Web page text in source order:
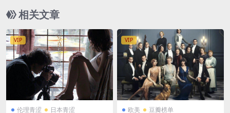
源][网盘在线播放/下载][MP4/8.5GB][中英字幕]
相关文章
VIP
伦理青涩 日本青涩
VIP
欧美 豆瓣榜单